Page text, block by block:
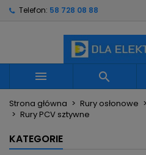
Telefon: 58 728 08 88
 
Strona główna Rury osłonowe
Rury PCV sztywne
KATEGORIE
Utwórz nową listę
((confirmMessage))
Nazwa listy życzeń
Musisz być zalogowany by
swojej liście życzeń.